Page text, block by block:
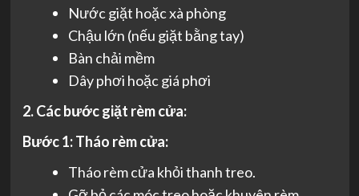
Nước giặt hoặc xà phòng
Chậu lớn (nếu giặt bằng tay)
Bàn chải mềm
Dây phơi hoặc giá phơi
2. Các bước giặt rèm cửa:
Bước 1: Tháo rèm cửa:
Tháo rèm cửa khỏi thanh treo.